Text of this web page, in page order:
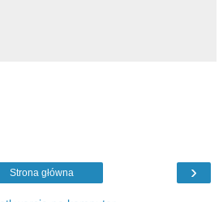
›
Strona główna